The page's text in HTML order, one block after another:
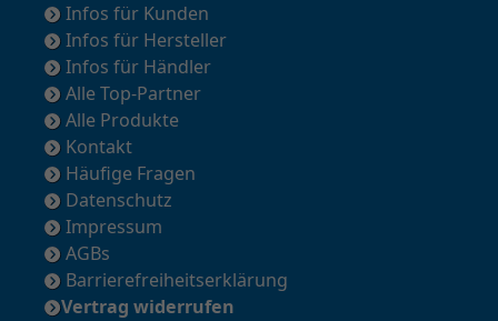
Infos für Kunden
Infos für Hersteller
Infos für Händler
Alle Top-Partner
Alle Produkte
Kontakt
Häufige Fragen
Datenschutz
Impressum
AGBs
Barrierefreiheitserklärung
Vertrag widerrufen